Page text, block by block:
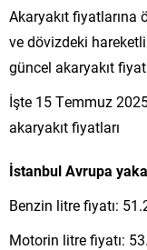
Akaryakıt fiyatlarına
ve dövizdeki
güncel akaryakıt
İşte 15 Temmuz
akaryakıt fiyatları
İstanbul Avrupa
Benzin litre fiyatı:
Motorin litre fiyatı: